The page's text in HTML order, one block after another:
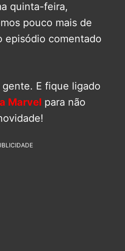
quinta-feira,
pouco mais de
episódio comentado
E fique ligado
Marvel para não